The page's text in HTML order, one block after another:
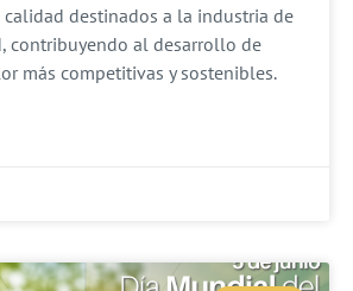
destinados a la industria de
contribuyendo al desarrollo de
más competitivas y sostenibles.